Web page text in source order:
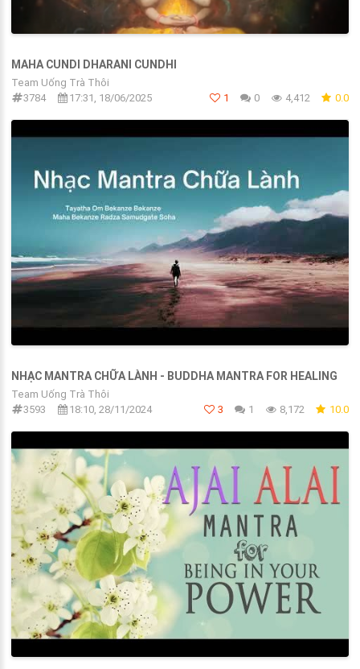
MAHA CUNDI DHARANI CUNDHI
Team Uống Trà Thôi
3784
17:31, 18/06/2025 1 0 4,412 0.0
NHẠC MANTRA CHỮA LÀNH - BUDDHA MANTRA FOR HEALING
Team Uống Trà Thôi
3593
18:10, 28/11/2024 3 1 8,172 10.0